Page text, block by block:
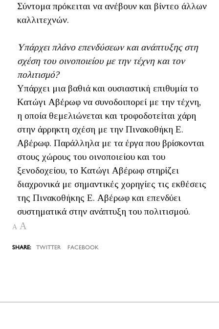
Σύντομα πρόκειται να ανέβουν και βίντεο άλλων
καλλιτεχνών.
Υπάρχει πλάνο επενδύσεων και ανάπτυξης στη
σχέση του οινοποιείου με την τέχνη και τον
πολιτισμό?
Υπάρχει μια βαθιά και ουσιαστική επιθυμία το
Κατώγι Αβέρωφ να συνοδοιπορεί με την τέχνη,
η οποία θεμελιώνεται και τροφοδοτείται χάρη
στην άρρηκτη σχέση με την Πινακοθήκη Ε.
Αβέρωφ. Παράλληλα με τα έργα που βρίσκονται
στους χώρους του οινοποιείου και του
ξενοδοχείου, το Κατώγι Αβέρωφ στηρίζει
διαχρονικά με σημαντικές χορηγίες τις εκθέσεις
της Πινακοθήκης Ε. Αβέρωφ και επενδύει
συστηματικά στην ανάπτυξη του πολιτισμού.
A A
TWITTER FACEBOOK